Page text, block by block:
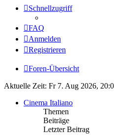
Schnellzugriff
FAQ
Anmelden
Registrieren
Foren-Übersicht
Aktuelle Zeit: Fr 7. Aug 2026,
Cinema Italiano
Themen
Beiträge
Letzter Beitrag